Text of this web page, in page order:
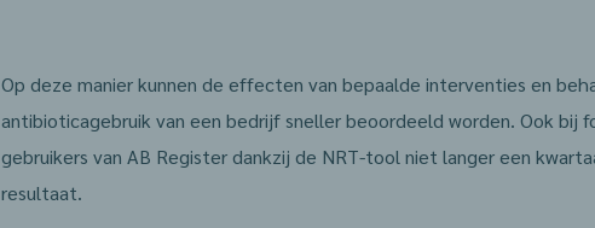
Op deze manier kunnen de effecten van bepaalde interventies en
antibioticagebruik van een bedrijf sneller beoordeeld worden. Ook bij
gebruikers van AB Register dankzij de NRT-tool niet langer een
resultaat.